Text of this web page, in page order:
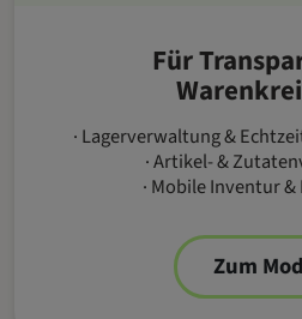
Für
· Lagerverwaltung &
· Artikel- &
· Mobile Inventur
Zum